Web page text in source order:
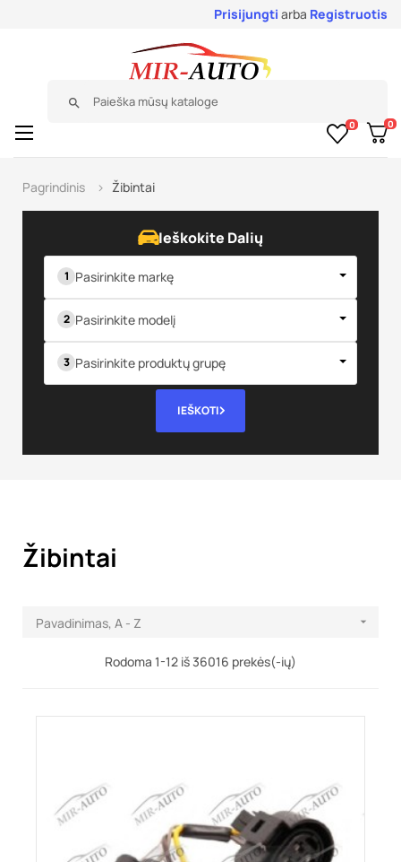
Prisijungti arba Registruotis
search
0 0
Toggle
navigation
☰
Pagrindinis Žibintai
Ieškokite Dalių
Pasirinkite markę
Pasirinkite modelį
Pasirinkite produktų grupę
IEŠKOTI
Žibintai
Pavadinimas, A - Z 
Rodoma 1-12 iš 36016 prekės(-ių)